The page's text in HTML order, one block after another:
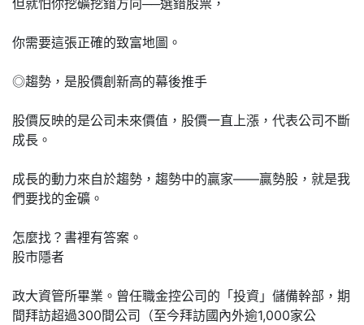
你需要這張正確的致富地圖。
◎趨勢，是股價創新高的幕後推手
股價反映的是公司未來價值，股價一直上漲，代表公司不斷
成長。
成長的動力來自於趨勢，趨勢中的贏家——贏勢股，就是我
們要找的金礦。
怎麼找？書裡有答案。
股市隱者
政大資管所畢業。曾任職金控公司的「投資」儲備幹部，期
間拜訪超過300間公司（至今拜訪國內外逾1,000家公